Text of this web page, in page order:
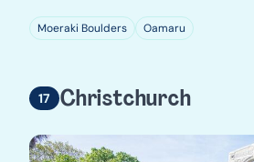
Moeraki Boulders Oamaru
Christchurch